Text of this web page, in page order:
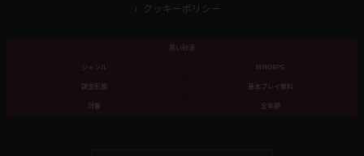
クッキーポリシー
黒い砂漠
ジャンル
MMORPG
課金形態
基本プレイ無料
対象
全年齢